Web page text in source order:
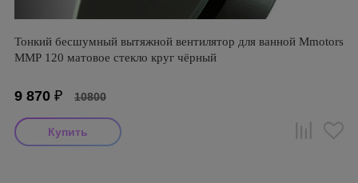
Тонкий бесшумный вытяжной вентилятор для ванной Mmotors
ММР 120 матовое стекло круг чёрный
9 870 ₽ 10800